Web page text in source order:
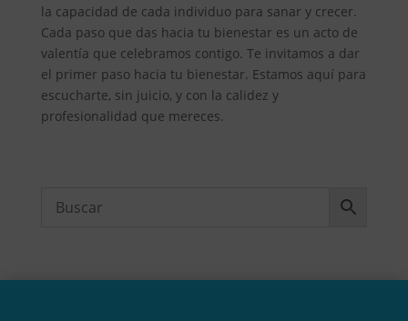
la capacidad de cada individuo para sanar y crecer.
Cada paso que das hacia tu bienestar es un acto de
valentía que celebramos contigo. Te invitamos a dar
el primer paso hacia tu bienestar. Estamos aquí para
escucharte, sin juicio, y con la calidez y
profesionalidad que mereces.